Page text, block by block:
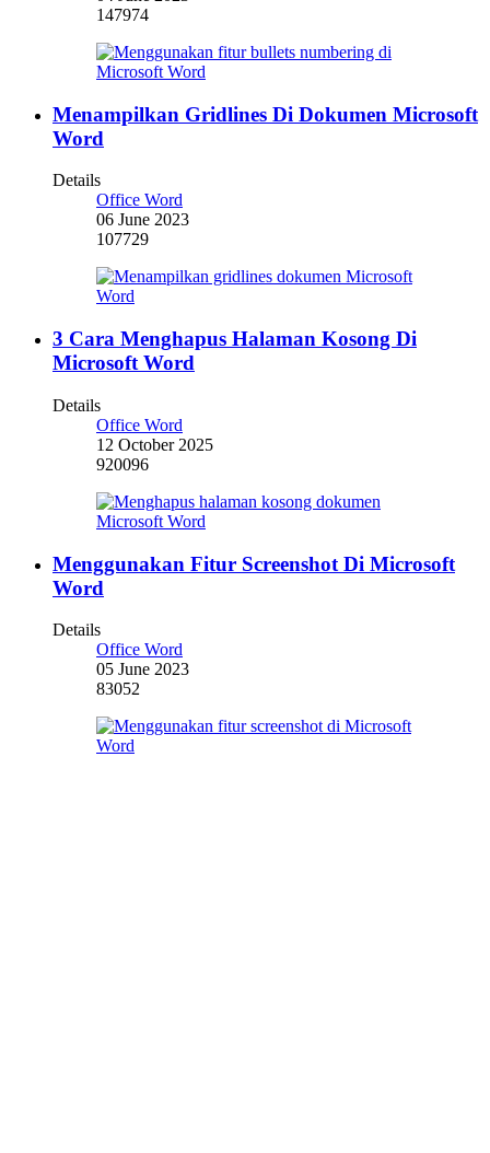
147974
Menampilkan Gridlines Di Dokumen Microsoft
Word
Details
Office Word
06 June 2023
107729
3 Cara Menghapus Halaman Kosong Di
Microsoft Word
Details
Office Word
12 October 2025
920096
Menggunakan Fitur Screenshot Di Microsoft
Word
Details
Office Word
05 June 2023
83052